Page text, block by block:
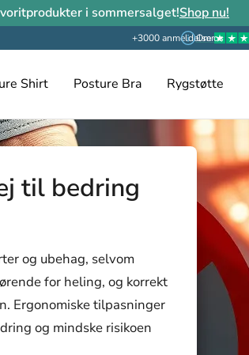
i sommersalget!Shop nu!
+3000 anmeldelser
Om os
Shirt Posture Bra Rygstøtte
til bedring
og ubehag, selvom
for heling, og korrekt
Ergonomiske tilpasninger
og mindske risikoen